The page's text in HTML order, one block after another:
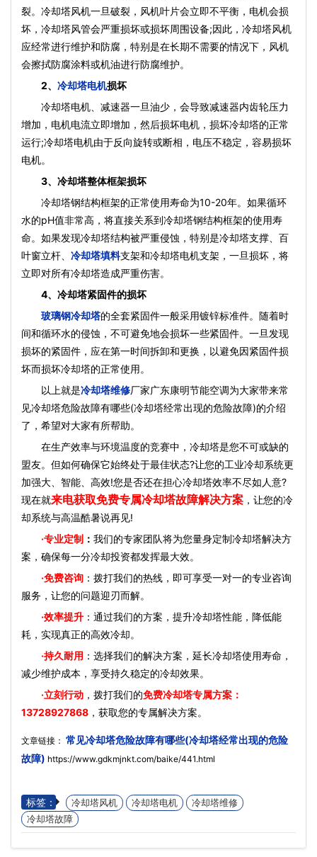
裂。冷却塔风机一旦破裂，风机叶片会立即不平衡，电机会损
坏，冷却塔风管会严重损坏或损坏周围设备;因此，冷却塔风机
应经常进行维护和防腐，特别是在长期不需要的情况下，风机
会擦拭防腐涂料或机油进行防腐维护。
2、 冷却塔电机损坏
冷却塔电机、减速器一旦油少，会导致减速器内齿轮压力
增加，电机电流立即增加，然后损坏电机，损坏冷却塔的正常
运行;冷却塔电机由于反向旋转或断相，电压不稳定，容易损坏
电机。
3、冷却塔整体框架损坏
冷却塔钢结构框架的正常使用寿命为10-20年。如果循环
水的pH值非常高，将直接关系到冷却塔钢结构框架的使用寿
命。如果发现冷却塔结构被严重侵蚀，特别是冷却塔支撑、百
叶窗立杆、 冷却塔填料支架和冷却塔电机支架，一旦损坏，将
立即对所有冷却塔造成严重伤害。
4、冷却塔紧固件的损坏
玻璃钢冷却塔的全套紧固件一般采用镀锌标准件。随着时
间和循环水的侵蚀，不可避免地会损坏一些紧固件。一旦发现
损坏的紧固件，应在第一时间拆卸和更换，以避免因紧固件损
坏而损坏冷却塔的正常使用。
以上就是冷却塔维修厂家广东康明节能空调为大家带来常
见冷却塔危险故障有哪些(冷却塔经常出现的危险故障)的介绍
了，希望对大家有所帮助。
在生产效率与环境温度的竞赛中，冷却塔是您不可或缺的
盟友。但如何确保它始终处于最佳状态?让您的工业冷却系统更
加强大、智能、高效!您是否还在担心冷却塔效率不尽如人意?
现在就来电获取免费专属冷却塔故障解决方案 ，让您的冷
却系统与高温酷暑说再见!
·专业定制 ： 我们的专家团队将为您量身定制冷却塔解决方
案，确保每一分冷却投资都发挥最大效。
·免费咨询 ：拨打我们的热线，即可享受一对一的专业咨询
服务，让您的问题迎刃而解。
·效率提升 ：通过我们的方案，提升冷却塔性能，降低能
耗，实现真正的高效冷却。
·持久耐用 ：选择我们的解决方案，延长冷却塔使用寿命，
减少维护成本，享受持久稳定的冷却效果。
·立刻行动 ，拨打我们的免费冷却塔专属方案：
13728927868 ，获取您的专属解决方案。
文章链接： 常见冷却塔危险故障有哪些(冷却塔经常出现的危险
故障) https://www.gdkmjnkt.com/baike/441.html
标签： 冷却塔风机 冷却塔电机
冷却塔维修
冷却塔故障